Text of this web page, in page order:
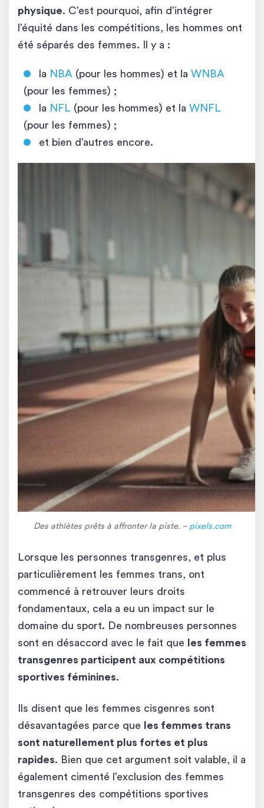
physique. C’est pourquoi, afin d’intégrer
l’équité dans les compétitions, les hommes ont
été séparés des femmes. Il y a :
la NBA (pour les hommes) et la WNBA
(pour les femmes) ;
la NFL (pour les hommes) et la WNFL
(pour les femmes) ;
et bien d’autres encore.
Des athlètes prêts à affronter la piste. – pixels.com
Lorsque les personnes transgenres, et plus
particulièrement les femmes trans, ont
commencé à retrouver leurs droits
fondamentaux, cela a eu un impact sur le
domaine du sport. De nombreuses personnes
sont en désaccord avec le fait que
les femmes
transgenres participent aux compétitions
sportives féminines.
Ils disent que les femmes cisgenres sont
désavantagées parce que
les femmes trans
sont naturellement plus fortes et plus
rapides. Bien que cet argument soit valable, il a
également cimenté l’exclusion des femmes
transgenres des compétitions sportives